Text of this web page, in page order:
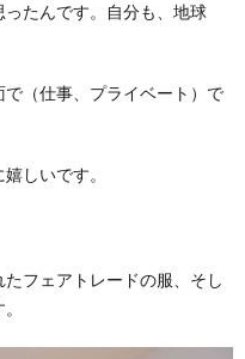
たんです。自分も、地球
で（仕事、プライベート）で
しいです。
フェアトレードの服、そし